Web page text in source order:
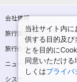
埼玉県
茨城県
東京都ホテル・旅館
埼玉県ホテル・旅館
茨城県ホテル・旅館
層雲峡温泉(北海道)
東北
花巻温泉(岩手)
かみのやま温泉(山形)
青森旅行・ツアー
宮城旅行・ツアー
山形旅行・ツアー
カップル・夫婦旅行 国
卒業旅行・学生旅行 国
桜・お花見特集
夏休み・お盆の国内旅行
8月の国内旅行
会社情報
旅行業登録票・約款
旅行条件書
ニュースリリース
システムメンテナンスの
当社サイト内
供する目的及び
とを目的に
同意いただけ
しくはプライバ